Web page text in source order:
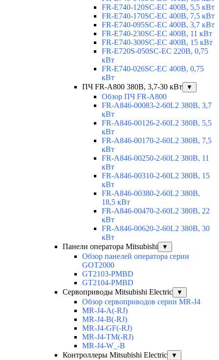
FR-E740-120SC-EC 400В, 5,5 кВт
FR-E740-170SC-EC 400В, 7,5 кВт
FR-E740-095SC-EC 400В, 3,7 кВт
FR-E740-230SC-EC 400В, 11 кВт
FR-E740-300SC-EC 400В, 15 кВт
FR-E720S-050SC-EC 220В, 0,75
кВт
FR-E740-026SC-EC 400В, 0,75
кВт
ПЧ FR-A800 380В, 3,7-30 кВт
▼
Обзор ПЧ FR-A800
FR-A846-00083-2-60L2 380В, 3,7
кВт
FR-A846-00126-2-60L2 380В, 5,5
кВт
FR-A846-00170-2-60L2 380В, 7,5
кВт
FR-A846-00250-2-60L2 380В, 11
кВт
FR-A846-00310-2-60L2 380В, 15
кВт
FR-A846-00380-2-60L2 380В,
18,5 кВт
FR-A846-00470-2-60L2 380В, 22
кВт
FR-A846-00620-2-60L2 380В, 30
кВт
Панели оператора Mitsubishi
▼
Обзор панелей оператора серии
GOT2000
GT2103-PMBD
GT2104-PMBD
Сервоприводы Mitsubishi Electric
▼
Обзор сервоприводов серии MR-J4
MR-J4-A(-RJ)
MR-J4-B(-RJ)
MR-J4-GF(-RJ)
MR-J4-TM(-RJ)
MR-J4-W_-B
Контроллеры Mitsubishi Electric
▼